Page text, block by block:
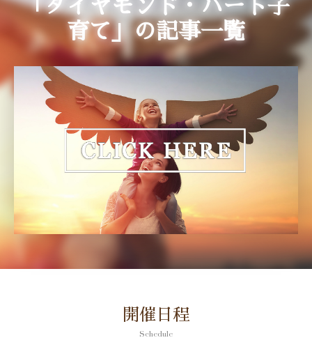
「ダイヤモンド・ハート子
育て」の記事一覧
開催日程
Schedule